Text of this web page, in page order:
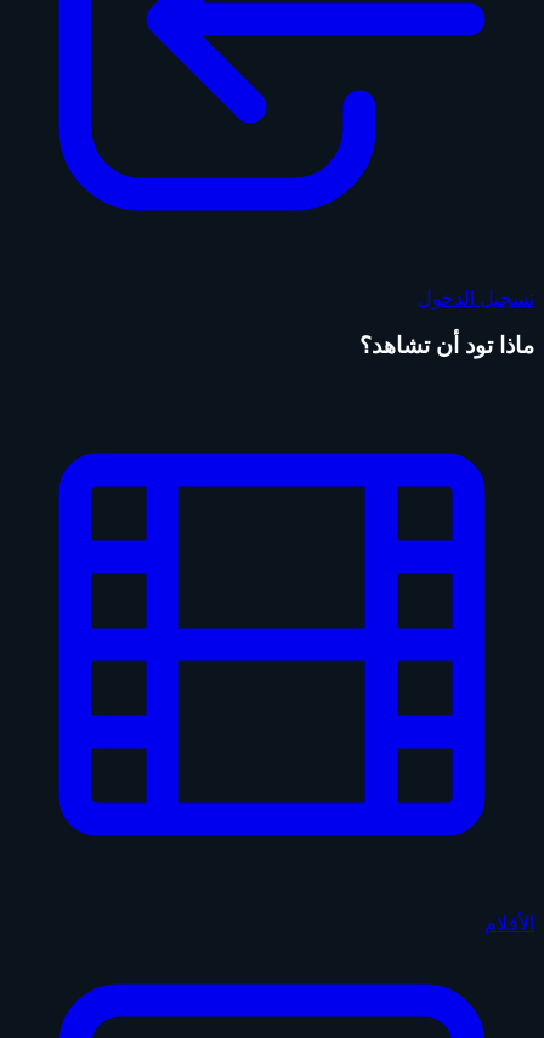
تسجيل الدخول
ماذا تود أن تشاهد؟
الأفلام